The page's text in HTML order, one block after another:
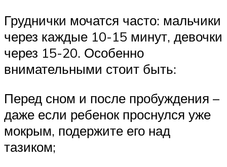
Груднички мочатся часто: мальчики
через каждые 10-15 минут, девочки
через 15-20. Особенно
внимательными стоит быть:
Перед сном и после пробуждения –
даже если ребенок проснулся уже
мокрым, подержите его над
тазиком;